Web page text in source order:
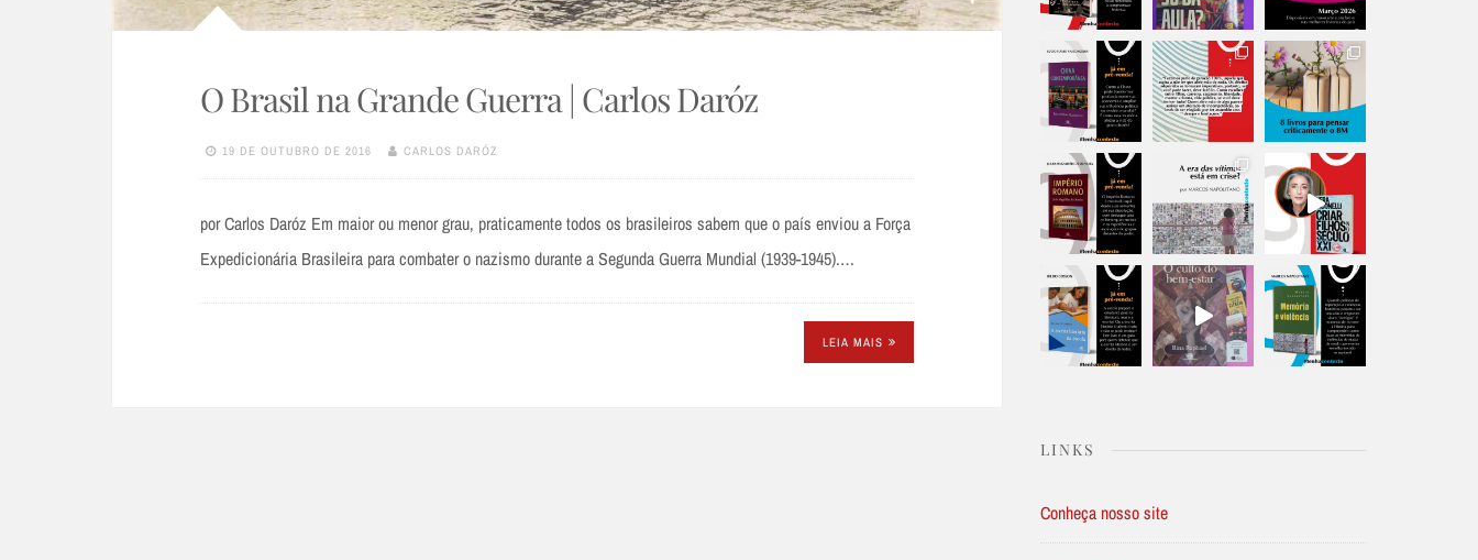
O Brasil na Grande Guerra | Carlos Daróz
19 DE OUTUBRO DE 2016 CARLOS DARÓZ
por Carlos Daróz Em maior ou menor grau, praticamente todos os brasileiros sabem que o país enviou a Força
Expedicionária Brasileira para combater o nazismo durante a Segunda Guerra Mundial (1939-1945).…
LEIA MAIS
LINKS
Conheça nosso site